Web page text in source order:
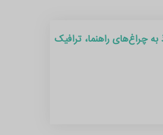
به چراغ‌های راهنما، ترافیک